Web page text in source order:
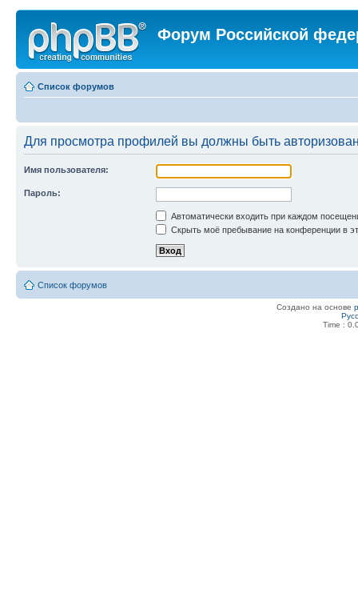
Форум Российской
Список форумов
Для просмотра профилей вы должны быть
Имя пользователя:
Пароль:
Автоматически входить при каждом
Скрыть моё пребывание на конференции в
Список форумов
Создано на основе
Time :